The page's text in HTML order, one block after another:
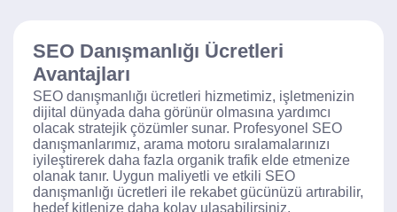
SEO Danışmanlığı Ücretleri
Avantajları
SEO danışmanlığı ücretleri hizmetimiz, işletmenizin
dijital dünyada daha görünür olmasına yardımcı
olacak stratejik çözümler sunar. Profesyonel SEO
danışmanlarımız, arama motoru sıralamalarınızı
iyileştirerek daha fazla organik trafik elde etmenize
olanak tanır. Uygun maliyetli ve etkili SEO
danışmanlığı ücretleri ile rekabet gücünüzü artırabilir,
hedef kitlenize daha kolay ulaşabilirsiniz.